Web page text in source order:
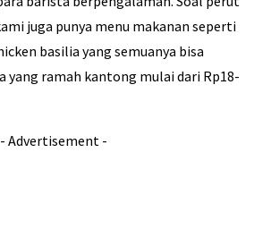
juga punya menu makanan seperti
basilia yang semuanya bisa
yang ramah kantong mulai dari Rp18-
- Advertisement -